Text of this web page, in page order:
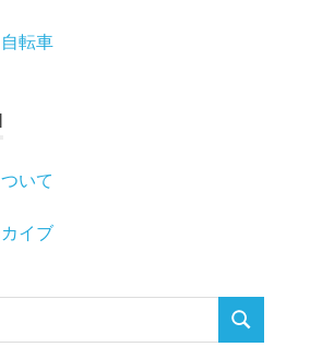
転車
いて
イブ
検